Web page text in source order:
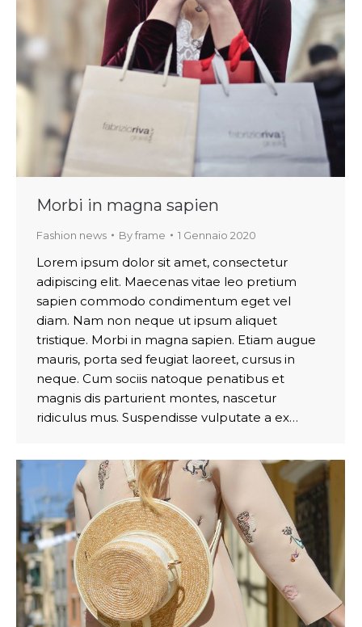
Morbi in magna sapien
Fashion news Byframe 1 Gennaio 2020
Lorem ipsum dolor sit amet, consectetur
adipiscing elit. Maecenas vitae leo pretium
sapien commodo condimentum eget vel
diam. Nam non neque ut ipsum aliquet
tristique. Morbi in magna sapien. Etiam augue
mauris, porta sed feugiat laoreet, cursus in
neque. Cum sociis natoque penatibus et
magnis dis parturient montes, nascetur
ridiculus mus. Suspendisse vulputate a ex…